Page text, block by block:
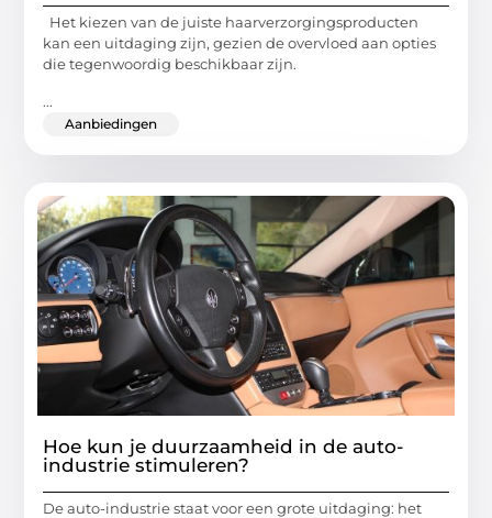
Het kiezen van de juiste haarverzorgingsproducten
kan een uitdaging zijn, gezien de overvloed aan opties
die tegenwoordig beschikbaar zijn.
...
Aanbiedingen
Hoe kun je duurzaamheid in de auto-
industrie stimuleren?
De auto-industrie staat voor een grote uitdaging: het